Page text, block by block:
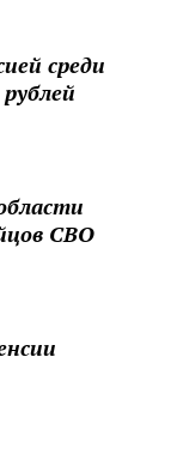
среди
СВО